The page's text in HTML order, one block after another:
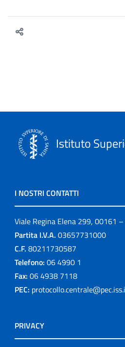
Istituto
I NOSTRI CONTATTI
Viale Regina Elena 299, 00161 –
Partita I.V.A. 03657731000
C.F. 80211730587
Telefono: 06 4990 1
Fax: 06 4938 7118
PEC:
PRIVACY